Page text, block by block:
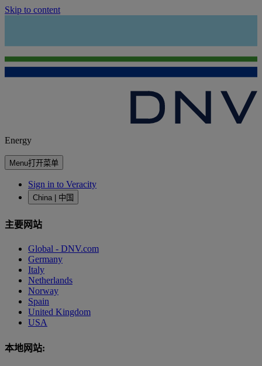
Skip to content
Energy
Menu打开菜单
Sign in to Veracity
China | 中国
主要网站
Global - DNV.com
Germany
Italy
Netherlands
Norway
Spain
United Kingdom
USA
本地网站: